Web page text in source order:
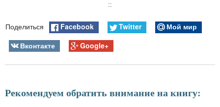
::
Поделиться Facebook Twitter
Мой мир
Вконтакте
Google+
Рекомендуем обратить внимание на книгу: